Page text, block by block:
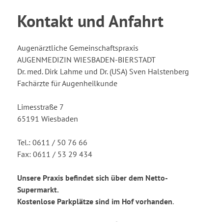
LEISTUNGEN
Katarakt
Neue Linsen
Glaukom-Sprechstunde
Hornhaut-Sprechstunde
Trockenes Auge/ Sicca-Syndrom
Makuladegeneration / AMD
Gutachten / Atteste
Notfall-Sprechstunde
Vorsorgeuntersuchungen
ÄRZTE
Kontakt und Anfahrt
Augenärztliche Gemeinschaftspraxis
AUGENMEDIZIN WIESBADEN-BIERSTADT
Dr. med. Dirk Lahme und Dr. (USA) Sven Halstenberg
Fachärzte für Augenheilkunde
Limesstraße 7
65191 Wiesbaden
Tel.: 0611 / 50 76 66
Fax: 0611 / 53 29 434
Unsere Praxis befindet sich über dem Netto-
Supermarkt.
Kostenlose Parkplätze sind im Hof vorhanden.